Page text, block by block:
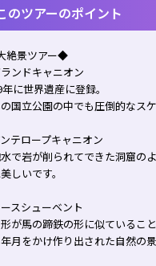
のツアーのポイント
絶景ツアー◆
ンドキャニオン
に世界遺産に登録。
国立公園の中でも圧倒的なス
テロープキャニオン
で岩が削られてできた洞窟の
しいです。
スシューベント
が馬の蹄鉄の形に似ているこ
月をかけ作り出された自然の